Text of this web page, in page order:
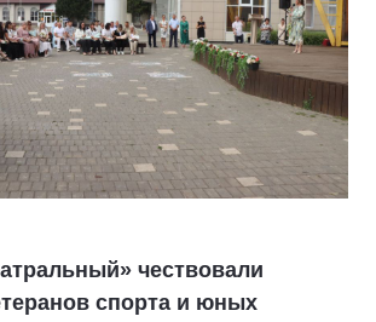
чествовали
спорта и юных